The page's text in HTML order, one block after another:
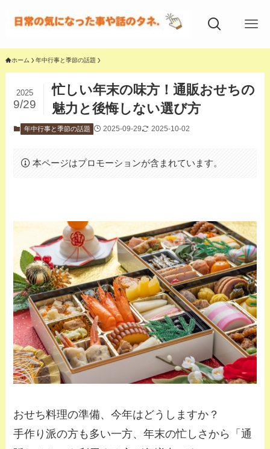
ホーム 年中行事と季節の話題
忙しい年末の味方！通販おせちの
魅力と後悔しない選び方
2025
9/29
年中行事と季節の話題 2025-09-29 2025-10-02
本ページはプロモーションが含まれています。
おせち料理の準備、今年はどうしますか？
手作り派の方も多い一方、年末の忙しさから「通